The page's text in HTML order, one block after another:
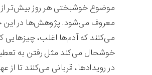
موضوع خوشبختی هر روز بیش‌تر از
معروف می‌شود. پژوهش‌ها در این
می‌کنند که آدم‌ها اغلب، چیزهایی که
خوشحال می‌کند مثل رفتن به
در رویدادها، قربانی می‌کنند تا از